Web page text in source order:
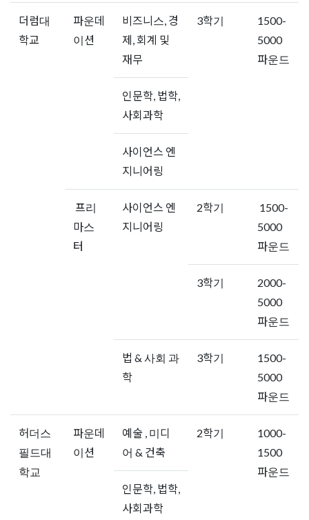
더럼대
학교
파운데
이션
비즈니스, 경
제, 회계 및
재무
3학기
1500-
5000
파운드
인문학, 법학,
사회과학
사이언스 엔
지니어링
프리
마스
터
사이언스 엔
지니어링
2학기
1500-
5000
파운드
3학기
2000-
5000
파운드
법 & 사회 과
학
3학기
1500-
5000
파운드
허더스
필드대
학교
파운데
이션
예술 , 미디
어 & 건축
2학기
1000-
1500
파운드
인문학, 법학,
사회과학